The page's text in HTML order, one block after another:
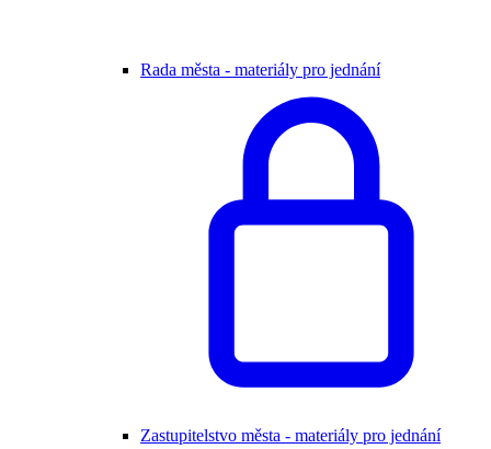
Rada města - materiály pro jednání
Zastupitelstvo města - materiály pro jednání